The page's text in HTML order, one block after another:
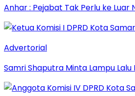
Anhar : Pejabat Tak Perlu ke Luar
Advertorial
Samri Shaputra Minta Lampu